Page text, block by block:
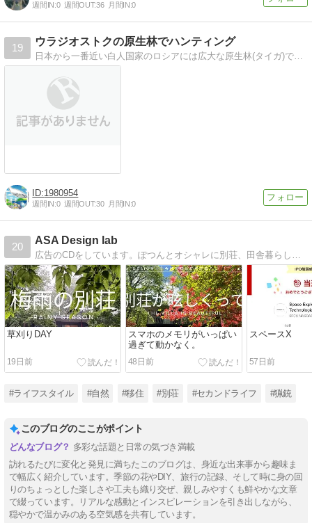
週間IN:0 週間OUT:36 月間IN:0
19
ウラジオストクの原生林でハンティング
日本から一番近い白人国家のロシアには広大な原生林(タイガ)でハンティングが出来ます！
1980954
週間IN:0 週間OUT:30 月間IN:0
20
ASA Design lab
広告のCDをしています。ぽつんとオシャレに別荘、田舎暮らしを計画中。センスとテクノロジーとアイデアで新しい田舎暮らし目指します。人生後半戦は自然と共にと思います^_^
草刈りDAY
19日前
スマホのメモリがいっぱい
過ぎて動かなく。
48日前
スペースX
57日前
#ライフスタイル #自然 #移住 #別荘 #セカンドライフ #猟銃
このブログのここがポイント
多彩な話題と日常の気づき満載
訪れるたびに変化と発見に満ちたこのブログは、身近な出来事から趣味ま
で幅広く紹介しています。季節の花やDIY、旅行の記録、そして時に身の回
りのちょっとした楽しさや工夫も織り交ぜ、親しみやすくも鮮やかな文章
で綴っています。リアルな感動とインスピレーションを引き出しながら、
穏やかで温かみのある空気感を共有しています。